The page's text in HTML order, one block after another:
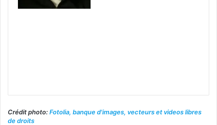
Crédit photo:Fotolia, banque d'images, vecteurs et videos libres
de droits